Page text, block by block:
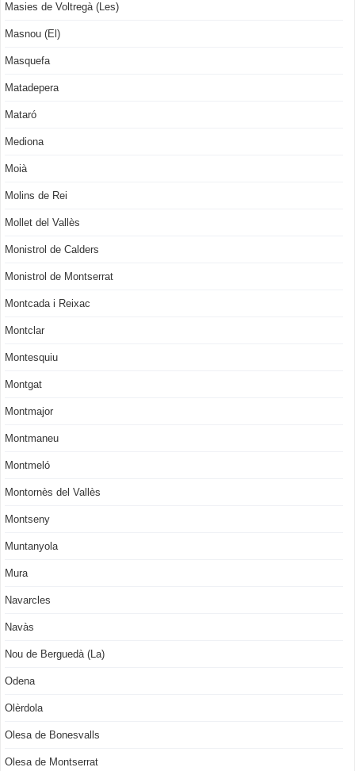
Masies de Voltregà (Les)
Masnou (El)
Masquefa
Matadepera
Mataró
Mediona
Moià
Molins de Rei
Mollet del Vallès
Monistrol de Calders
Monistrol de Montserrat
Montcada i Reixac
Montclar
Montesquiu
Montgat
Montmajor
Montmaneu
Montmeló
Montornès del Vallès
Montseny
Muntanyola
Mura
Navarcles
Navàs
Nou de Berguedà (La)
Odena
Olèrdola
Olesa de Bonesvalls
Olesa de Montserrat